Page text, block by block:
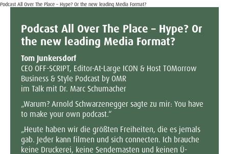
Podcast All Over The Place – Hype? Or the new leading Media Format?
Podcast All Over The Place – Hype? Or
the new leading Media Format?
Tom Junkersdorf
CEO OFF-SCRIPT, Editor-At-Large ICON & Host TOMorrow
Business & Style Podcast by OMR
im Talk mit Dr. Marc Schumacher
„Warum? Arnold Schwarzenegger sagte zu mir: You have
to make your own podcast.“
„Heute haben wir die größten Freiheiten, die es jemals
gab. Jeder kann filmen und sich connecten. Ich brauche
keine Druckerei, keine Sendemasten und keinen Ü-